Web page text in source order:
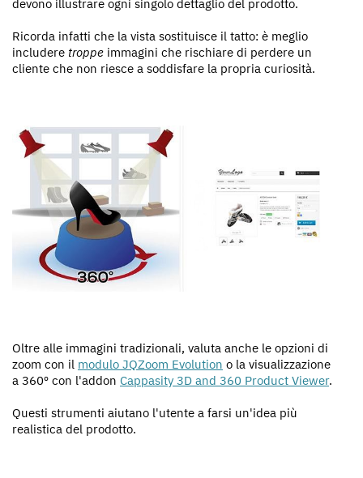
devono illustrare ogni singolo dettaglio del prodotto.
Ricorda infatti che la vista sostituisce il tatto: è meglio
includere troppe immagini che rischiare di perdere un
cliente che non riesce a soddisfare la propria curiosità.
Oltre alle immagini tradizionali, valuta anche le opzioni di
zoom con il modulo JQZoom Evolution o la visualizzazione
a 360º con l'addon Cappasity 3D and 360 Product Viewer.
Questi strumenti aiutano l'utente a farsi un'idea più
realistica del prodotto.